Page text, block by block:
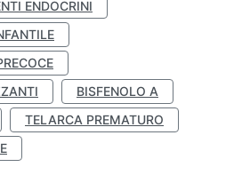
ENDOCRINI
BISFENOLO A
TELARCA PREMATURO